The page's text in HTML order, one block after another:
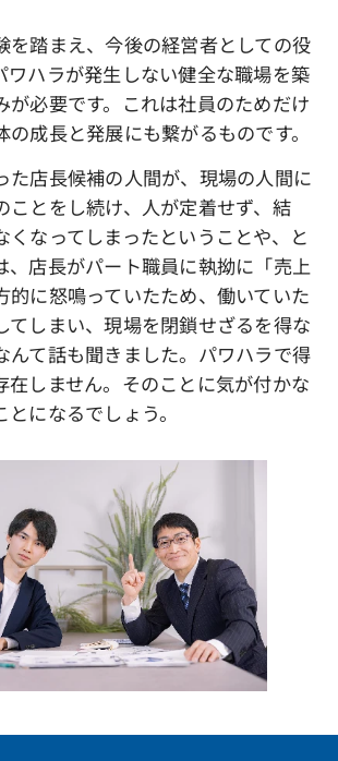
踏まえ、今後の経営者としての役
ワハラが発生しない健全な職場を築
が必要です。これは社員のためだけ
成長と発展にも繋がるものです。
た店長候補の人間が、現場の人間に
ことをし続け、人が定着せず、結
くなってしまったということや、と
、店長がパート職員に執拗に「売上
的に怒鳴っていたため、働いていた
てしまい、現場を閉鎖せざるを得な
んて話も聞きました。パワハラで得
在しません。そのことに気が付かな
になるでしょう。